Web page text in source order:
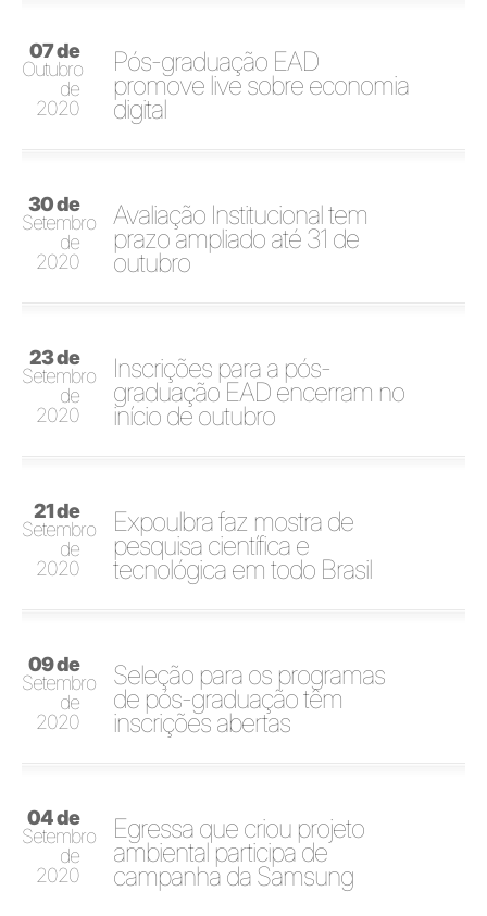
07 de
Outubro
de
2020
Pós-graduação EAD
promove live sobre economia
digital
30 de
Setembro
de
2020
Avaliação Institucional tem
prazo ampliado até 31 de
outubro
23 de
Setembro
de
2020
Inscrições para a pós-
graduação EAD encerram no
início de outubro
21 de
Setembro
de
2020
Expoulbra faz mostra de
pesquisa científica e
tecnológica em todo Brasil
09 de
Setembro
de
2020
Seleção para os programas
de pós-graduação têm
inscrições abertas
04 de
Setembro
de
2020
Egressa que criou projeto
ambiental participa de
campanha da Samsung